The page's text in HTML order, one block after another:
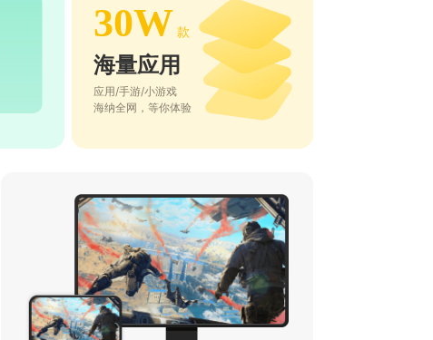
30W 款
海量应用
应用/手游/小游戏
海纳全网，等你体验